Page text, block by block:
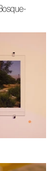
-Rosela del Bosque